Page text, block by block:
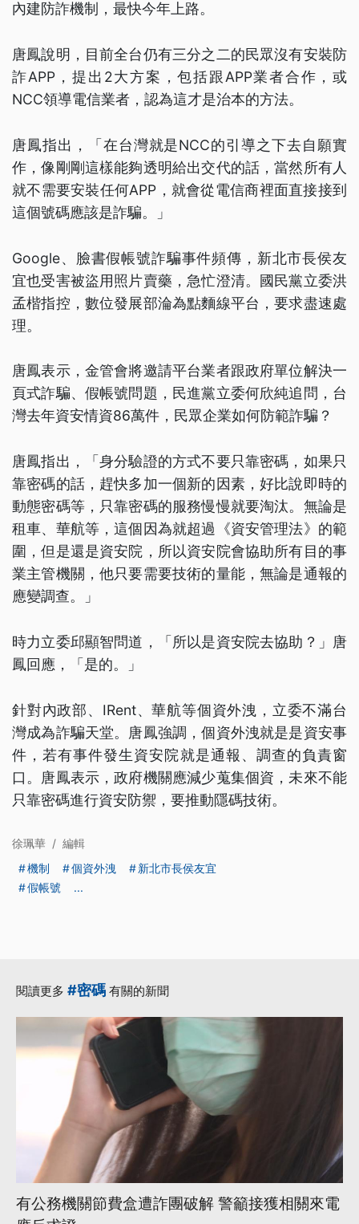
內建防詐機制，最快今年上路。
唐鳳說明，目前全台仍有三分之二的民眾沒有安裝防
詐APP，提出2大方案，包括跟APP業者合作，或
NCC領導電信業者，認為這才是治本的方法。
唐鳳指出，「在台灣就是NCC的引導之下去自願實
作，像剛剛這樣能夠透明給出交代的話，當然所有人
就不需要安裝任何APP，就會從電信商裡面直接接到
這個號碼應該是詐騙。」
Google、臉書假帳號詐騙事件頻傳，新北市長侯友
宜也受害被盜用照片賣藥，急忙澄清。國民黨立委洪
孟楷指控，數位發展部淪為點麵線平台，要求盡速處
理。
唐鳳表示，金管會將邀請平台業者跟政府單位解決一
頁式詐騙、假帳號問題，民進黨立委何欣純追問，台
灣去年資安情資86萬件，民眾企業如何防範詐騙？
唐鳳指出，「身分驗證的方式不要只靠密碼，如果只
靠密碼的話，趕快多加一個新的因素，好比說即時的
動態密碼等，只靠密碼的服務慢慢就要淘汰。無論是
租車、華航等，這個因為就超過《資安管理法》的範
圍，但是還是資安院，所以資安院會協助所有目的事
業主管機關，他只要需要技術的量能，無論是通報的
應變調查。」
時力立委邱顯智問道，「所以是資安院去協助？」唐
鳳回應，「是的。」
針對內政部、IRent、華航等個資外洩，立委不滿台
灣成為詐騙天堂。唐鳳強調，個資外洩就是是資安事
件，若有事件發生資安院就是通報、調查的負責窗
口。唐鳳表示，政府機關應減少蒐集個資，未來不能
只靠密碼進行資安防禦，要推動隱碼技術。
徐珮華 / 編輯
機制
個資外洩
新北市長侯友宜
假帳號
...
閱讀更多 #密碼 有關的新聞
有公務機關節費盒遭詐團破解 警籲接獲相關來電